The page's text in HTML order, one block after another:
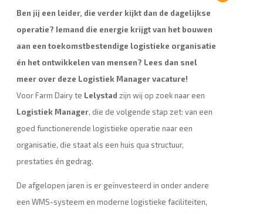
Ben jij een leider, die verder kijkt dan de dagelijkse
operatie? Iemand die energie krijgt van het bouwen
aan een toekomstbestendige logistieke organisatie
én het ontwikkelen van mensen? Lees dan snel
meer over deze Logistiek Manager vacature!
Voor Farm Dairy te Lelystad zijn wij op zoek naar een
Logistiek Manager, die de volgende stap zet: van een
goed functionerende logistieke operatie naar een
organisatie, die staat als een huis qua structuur,
prestaties én gedrag.
De afgelopen jaren is er geïnvesteerd in onder andere
een WMS-systeem en moderne logistieke faciliteiten,